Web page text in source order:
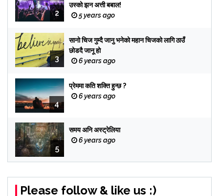
2
उस्को झन अत्ती बबाल!
5 years ago
3
सानो चिज गुम्दै जानु भनेको महान चिजको लागि ठाउँ
छोडदै जानू हो
6 years ago
4
प्रेममा कति शक्ति हुन्छ ?
6 years ago
5
समय अनि अस्ट्रेलिया
6 years ago
Please follow & like us :)